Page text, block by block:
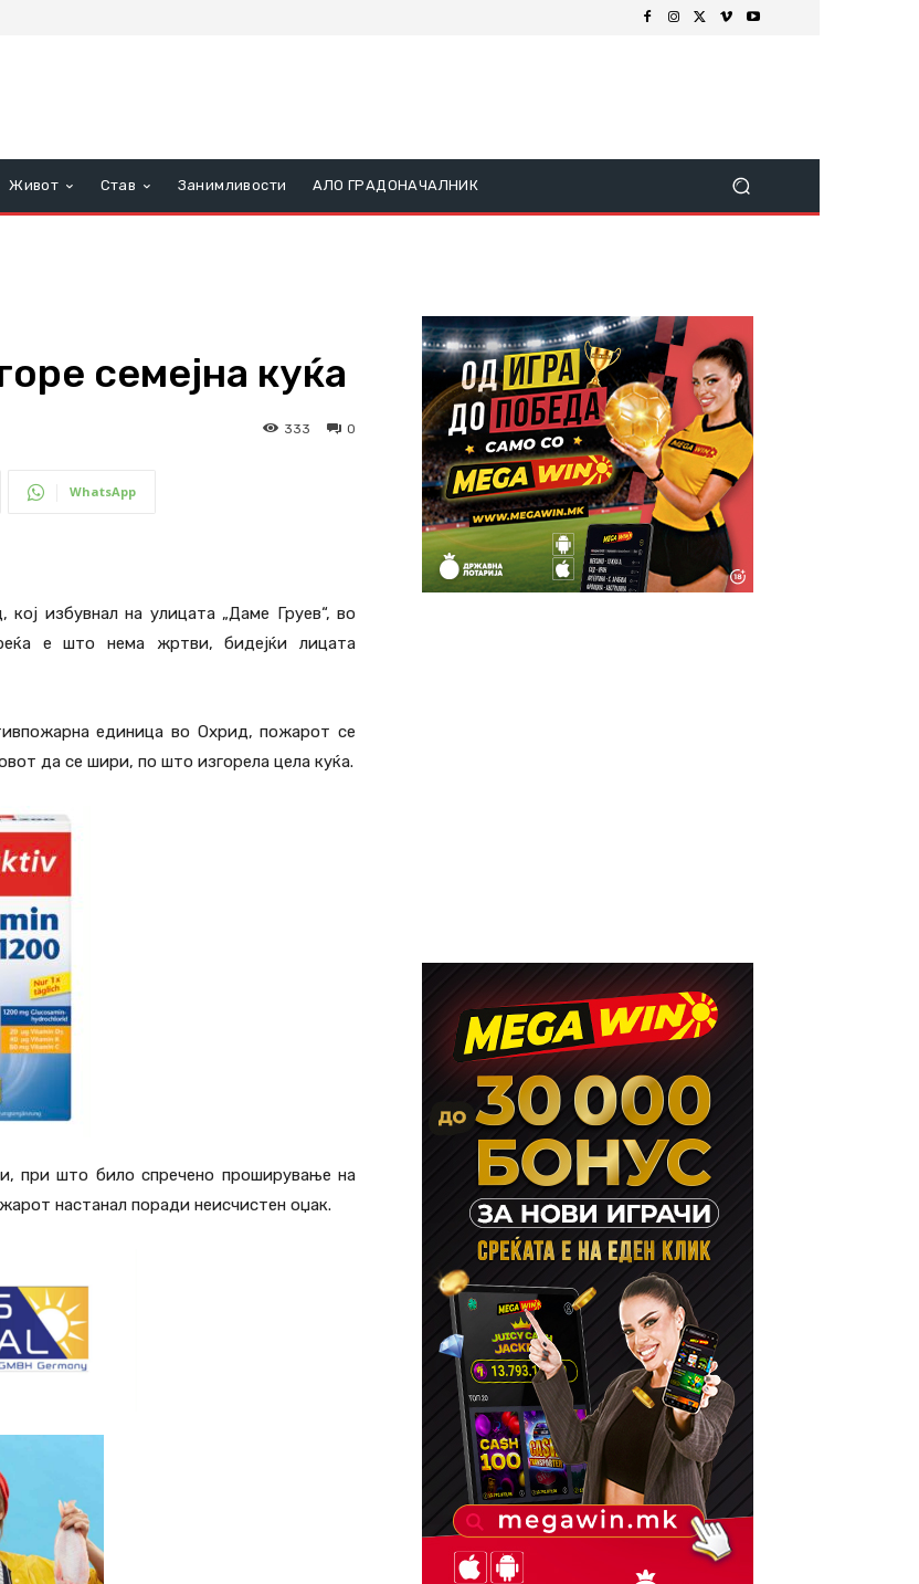
Живот Став Занимливости АЛО ГРАДОНАЧАЛНИК
семејна куќа
0
333
WhatsApp
избувнал на улицата „Даме Груев“, во
е што нема жртви, бидејќи лицата
единица во Охрид, пожарот се
да се шири, по што изгорела цела куќа.
при што било спречено проширување на
настанал поради неисчистен оџак.